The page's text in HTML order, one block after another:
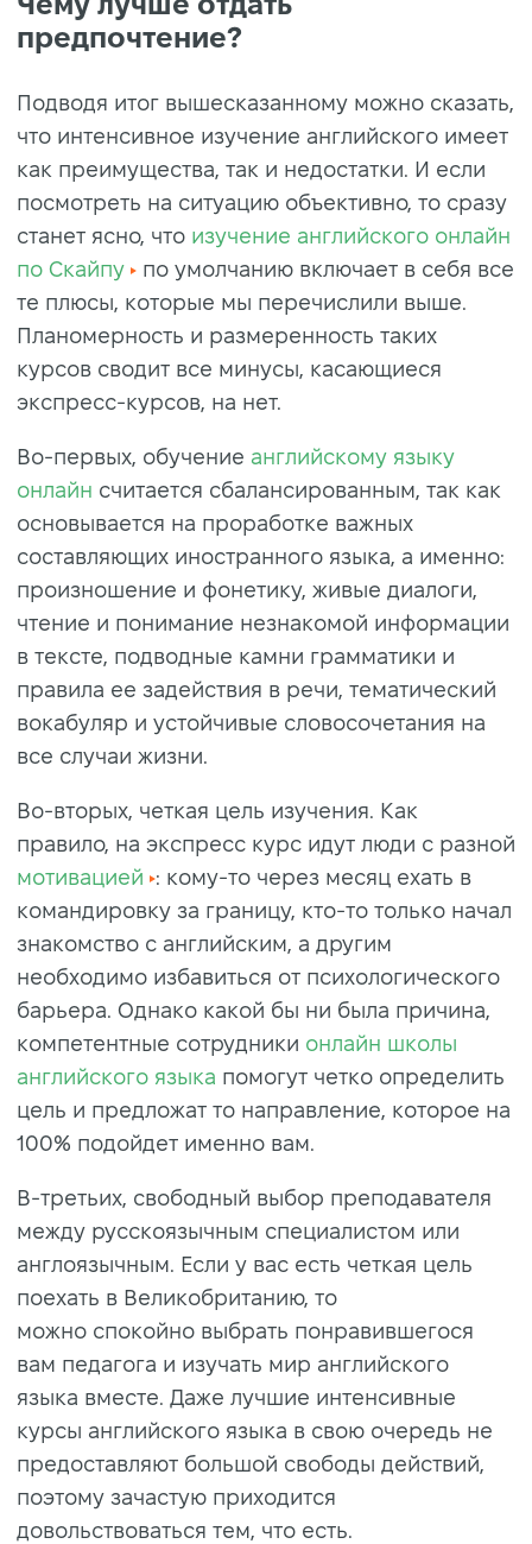
предпочтение?
Подводя итог вышесказанному можно сказать,
что интенсивное изучение английского имеет
как преимущества, так и недостатки. И если
посмотреть на ситуацию объективно, то сразу
станет ясно, что изучение английского онлайн
по Скайпу
по умолчанию включает в себя все
те плюсы, которые мы перечислили выше.
Планомерность и размеренность таких
курсов сводит все минусы, касающиеся
экспресс-курсов, на нет.
Во-первых, обучение английскому языку
онлайн считается сбалансированным, так как
основывается на проработке важных
составляющих иностранного языка, а именно:
произношение и фонетику, живые диалоги,
чтение и понимание незнакомой информации
в тексте, подводные камни грамматики и
правила ее задействия в речи, тематический
вокабуляр и устойчивые словосочетания на
все случаи жизни.
Во-вторых, четкая цель изучения. Как
правило, на экспресс курс идут люди с разной
мотивацией
: кому-то через месяц ехать в
командировку за границу, кто-то только начал
знакомство с английским, а другим
необходимо избавиться от психологического
барьера. Однако какой бы ни была причина,
компетентные сотрудники онлайн школы
английского языка помогут четко определить
цель и предложат то направление, которое на
100% подойдет именно вам.
В-третьих, свободный выбор преподавателя
между русскоязычным специалистом или
англоязычным. Если у вас есть четкая цель
поехать в Великобританию, то
можно спокойно выбрать понравившегося
вам педагога и изучать мир английского
языка вместе. Даже лучшие интенсивные
курсы английского языка в свою очередь не
предоставляют большой свободы действий,
поэтому зачастую приходится
довольствоваться тем, что есть.